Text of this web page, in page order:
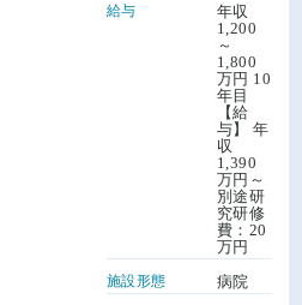
給与
年収
1,200
～
1,800
万円 10
年目
【給
与】 年
収
1,390
万円～
別途研
究研修
費：20
万円
施設形態 病院